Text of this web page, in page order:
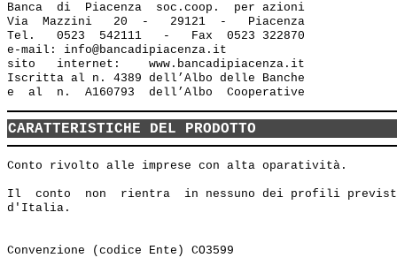
Banca  di  Piacenza  soc.coop.  per azioni
Via  Mazzini   20  -   29121  -   Piacenza
Tel.   0523  542111   -   Fax  0523 322870
e-mail: info@bancadipiacenza.it
sito   internet:    www.bancadipiacenza.it
Iscritta al n. 4389 dell’Albo delle Banche
CARATTERISTICHE DEL PRODOTTO
Conto rivolto alle imprese con alta oparatività.
Il  conto  non  rientra  in nessuno dei profili
d'Italia.
Convenzione (codice Ente) CO3599